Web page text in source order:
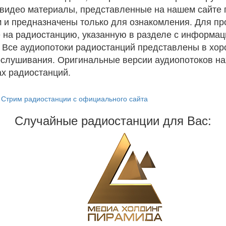
материалы, представленные на нашем сайте
предназначены только для ознакомления. Для
на радиостанцию, указанную в разделе с
аудиопотоки радиостанций представлены в
Оригинальные версии аудиопотоков
радиостанций.
Стрим радиостанции с официального сайта
Случайные радиостанции для Вас: